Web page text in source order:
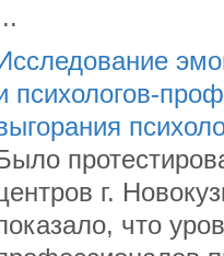
психологов-
г.
что